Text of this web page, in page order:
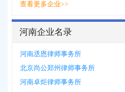
查看更多企业>>
河南企业名录
河南丞恩律师事务所
北京尚公郑州律师事务所
河南卓炬律师事务所